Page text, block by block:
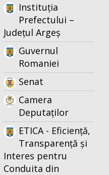
Instituția
Prefectului –
Județul Argeș
Guvernul
Romaniei
Senat
Camera
Deputaților
ETICA - Eficiență,
Transparență și
Interes pentru
Conduita din